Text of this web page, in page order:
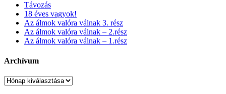
Távozás
18 éves vagyok!
Az álmok valóra válnak 3. rész
Az álmok valóra válnak – 2.rész
Az álmok valóra válnak – 1.rész
Archívum